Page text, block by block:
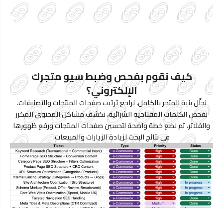
كيف نقوم بفحص وضبط سيو متجرك
الإلكتروني؟
نحلّل بنية المتجر بالكامل، نراجع ترتيب صفحات المنتجات والتصنيفات،
نفحص الكلمات المفتاحية الشرائية، نكشف مشاكل المحتوى المكرر
والفلاتر، ثم نضع خطة واضحة لتحسين صفحات المنتجات ورفع ظهورها
في نتائج البحث لزيادة الزيارات والمبيعات.